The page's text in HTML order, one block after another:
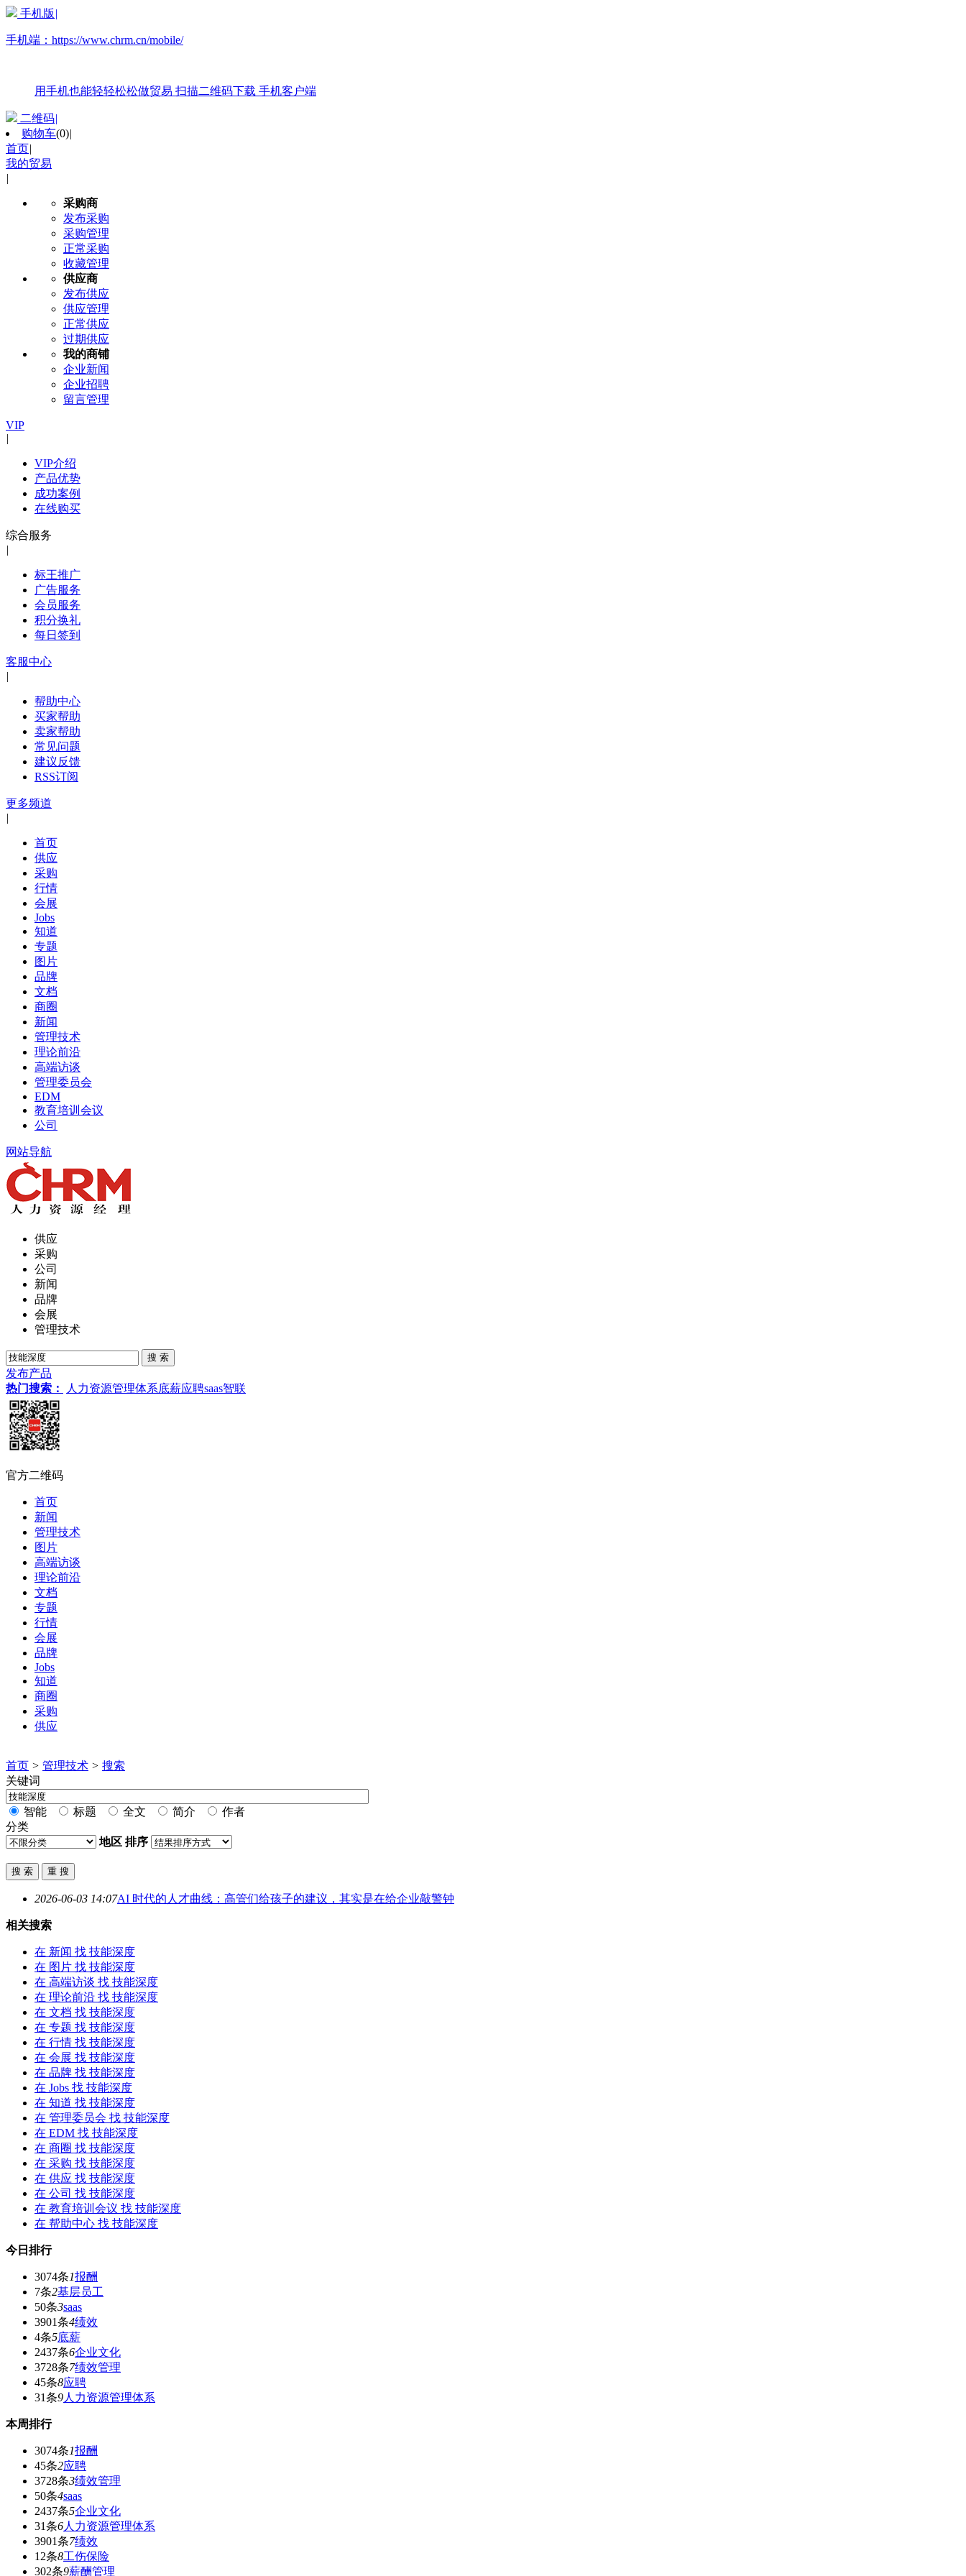
手机版 |
手机端： https://www.chrm.cn/mobile/
用手机也能轻轻松松做贸易 扫描二维码下载 手机客户端
二维码|
购物车(0)|
首页|
我的贸易
|
采购商
发布采购
采购管理
正常采购
收藏管理
供应商
发布供应
供应管理
正常供应
过期供应
我的商铺
企业新闻
企业招聘
留言管理
VIP
|
VIP介绍
产品优势
成功案例
在线购买
综合服务
|
标王推广
广告服务
会员服务
积分换礼
每日签到
客服中心
|
帮助中心
买家帮助
卖家帮助
常见问题
建议反馈
RSS订阅
更多频道
|
首页
供应
采购
行情
会展
Jobs
知道
专题
图片
品牌
文档
商圈
新闻
管理技术
理论前沿
高端访谈
管理委员会
EDM
教育培训会议
公司
网站导航
供应
采购
公司
新闻
品牌
会展
管理技术
发布产品
热门搜索：
人力资源管理体系底薪应聘saas智联
官方二维码
首页
新闻
管理技术
图片
高端访谈
理论前沿
文档
专题
行情
会展
品牌
Jobs
知道
商圈
采购
供应
首页 > 管理技术 > 搜索
关键词
智能 标题 全文 简介
作者
分类
地区 排序
2026-06-03 14:07AI 时代的人才曲线：高管们给孩子的建议，其实是在给企业敲警钟
相关搜索
在 新闻 找 技能深度
在 图片 找 技能深度
在 高端访谈 找 技能深度
在 理论前沿 找 技能深度
在 文档 找 技能深度
在 专题 找 技能深度
在 行情 找 技能深度
在 会展 找 技能深度
在 品牌 找 技能深度
在 Jobs 找 技能深度
在 知道 找 技能深度
在 管理委员会 找 技能深度
在 EDM 找 技能深度
在 商圈 找 技能深度
在 采购 找 技能深度
在 供应 找 技能深度
在 公司 找 技能深度
在 教育培训会议 找 技能深度
在 帮助中心 找 技能深度
今日排行
3074条1报酬
7条2基层员工
50条3saas
3901条4绩效
4条5底薪
2437条6企业文化
3728条7绩效管理
45条8应聘
31条9人力资源管理体系
本周排行
3074条1报酬
45条2应聘
3728条3绩效管理
50条4saas
2437条5企业文化
31条6人力资源管理体系
3901条7绩效
12条8工伤保险
302条9薪酬管理